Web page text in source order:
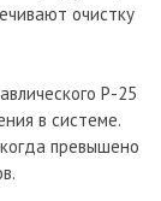
очистку
Р-25
в системе.
превышено